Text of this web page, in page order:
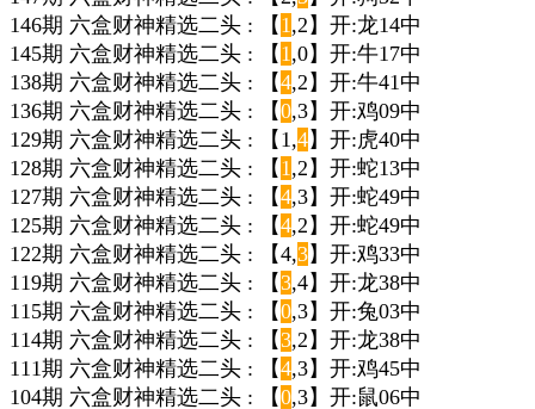
146期 六盒财神精选二头 : 【 1,2】开:龙14中
145期 六盒财神精选二头 : 【 1,0】开:牛17中
138期 六盒财神精选二头 : 【4,2】开:牛41中
136期 六盒财神精选二头 : 【0,3】开:鸡09中
129期 六盒财神精选二头 : 【1,4】开:虎40中
128期 六盒财神精选二头 : 【 1,2】开:蛇13中
127期 六盒财神精选二头 : 【4,3】开:蛇49中
125期 六盒财神精选二头 : 【4,2】开:蛇49中
122期 六盒财神精选二头 : 【4,3】开:鸡33中
119期 六盒财神精选二头 : 【3,4】开:龙38中
115期 六盒财神精选二头 : 【0,3】开:兔03中
114期 六盒财神精选二头 : 【3,2】开:龙38中
111期 六盒财神精选二头 : 【4,3】开:鸡45中
104期 六盒财神精选二头 : 【0,3】开:鼠06中